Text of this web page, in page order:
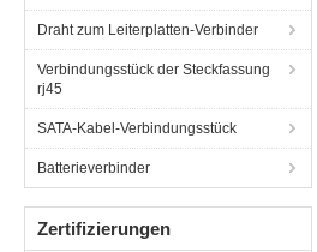
Draht zum Leiterplatten-Verbinder
Verbindungsstück der Steckfassung
rj45
SATA-Kabel-Verbindungsstück
Batterieverbinder
Zertifizierungen